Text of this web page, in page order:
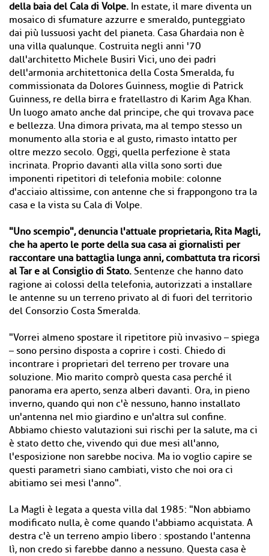
della baia del Cala di Volpe. In estate, il mare diventa un
mosaico di sfumature azzurre e smeraldo, punteggiato
dai più lussuosi yacht del pianeta. Casa Ghardaia non è
una villa qualunque. Costruita negli anni '70
dall'architetto Michele Busiri Vici, uno dei padri
dell'armonia architettonica della Costa Smeralda, fu
commissionata da Dolores Guinness, moglie di Patrick
Guinness, re della birra e fratellastro di Karim Aga Khan.
Un luogo amato anche dal principe, che qui trovava pace
e bellezza. Una dimora privata, ma al tempo stesso un
monumento alla storia e al gusto, rimasto intatto per
oltre mezzo secolo. Oggi, quella perfezione è stata
incrinata. Proprio davanti alla villa sono sorti due
imponenti ripetitori di telefonia mobile: colonne
d'acciaio altissime, con antenne che si frappongono tra la
casa e la vista su Cala di Volpe.
"Uno scempio", denuncia l'attuale proprietaria, Rita Magli,
che ha aperto le porte della sua casa ai giornalisti per
raccontare una battaglia lunga anni, combattuta tra ricorsi
al Tar e al Consiglio di Stato. Sentenze che hanno dato
ragione ai colossi della telefonia, autorizzati a installare
le antenne su un terreno privato al di fuori del territorio
del Consorzio Costa Smeralda.
"Vorrei almeno spostare il ripetitore più invasivo – spiega
– sono persino disposta a coprire i costi. Chiedo di
incontrare i proprietari del terreno per trovare una
soluzione. Mio marito comprò questa casa perché il
panorama era aperto, senza alberi davanti. Ora, in pieno
inverno, quando qui non c'è nessuno, hanno installato
un'antenna nel mio giardino e un'altra sul confine.
Abbiamo chiesto valutazioni sui rischi per la salute, ma ci
è stato detto che, vivendo qui due mesi all'anno,
l'esposizione non sarebbe nociva. Ma io voglio capire se
questi parametri siano cambiati, visto che noi ora ci
abitiamo sei mesi l'anno".
La Magli è legata a questa villa dal 1985: "Non abbiamo
modificato nulla, è come quando l'abbiamo acquistata. A
destra c'è un terreno ampio libero : spostando l'antenna
lì, non credo si farebbe danno a nessuno. Questa casa è